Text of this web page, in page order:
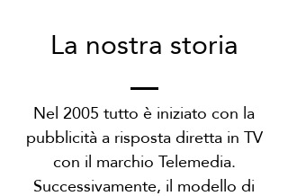
La nostra storia
Nel 2005 tutto è iniziato con la
pubblicità a risposta diretta in TV
con il marchio Telemedia.
Successivamente, il modello di